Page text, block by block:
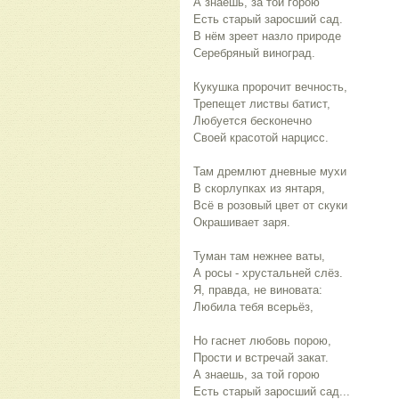
Есть старый заросший сад.
В нём зреет назло природе
Серебряный виноград.
Кукушка пророчит вечность,
Трепещет листвы батист,
Любуется бесконечно
Своей красотой нарцисс.
Там дремлют дневные мухи
В скорлупках из янтаря,
Всё в розовый цвет от скуки
Окрашивает заря.
Туман там нежнее ваты,
А росы - хрустальней слёз.
Я, правда, не виновата:
Любила тебя всерьёз,
Но гаснет любовь порою,
Прости и встречай закат.
А знаешь, за той горою
Есть старый заросший сад...